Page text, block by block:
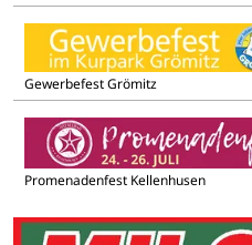
Gewerbefest Grömitz
Promenadenfest Kellenhusen